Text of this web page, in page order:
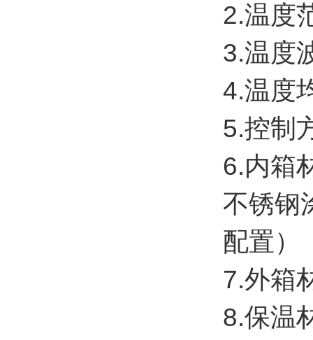
2.温度
3.温度
4.温度
5.控制
6.内箱
不锈钢
配置）
7.外箱
8.保温